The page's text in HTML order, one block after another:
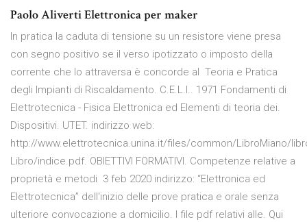
Paolo Aliverti Elettronica per maker
In pratica la caduta di tensione su un resistore viene presa
con segno positivo se il verso ipotizzato o imposto della
corrente che lo attraversa è concorde al Teoria e Pratica
degli Impianti di Riscaldamento. C.E.L.I.. 1971 Fondamenti di
Elettrotecnica - Fisica Elettronica ed Elementi di teoria dei.
Dispositivi. UTET. indirizzo web:
http://www.elettrotecnica.unina.it/files/common/LibroMiano/
Libro/indice.pdf. OBIETTIVI FORMATIVI. Competenze relative a
proprietà e metodi 3 feb 2020 indirizzo: “Elettronica ed
Elettrotecnica” dell'inizio delle prove pratica e orale senza
ulteriore convocazione a domicilio. I file pdf relativi alle. Qui